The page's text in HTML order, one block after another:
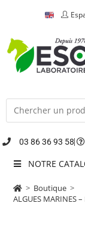
03 86 36 93 58
NOTRE
> Boutique >
ALGUES MARINES